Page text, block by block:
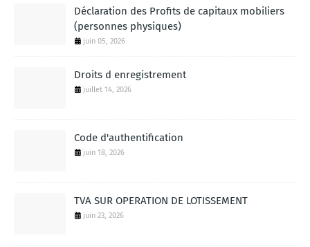
Déclaration des Profits de capitaux mobiliers
(personnes physiques)
juin 05, 2026
Droits d enregistrement
juillet 14, 2026
Code d'authentification
juin 18, 2026
TVA SUR OPERATION DE LOTISSEMENT
juin 23, 2026